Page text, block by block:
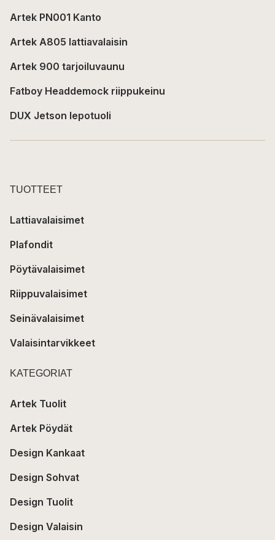
Artek PN001 Kanto
Artek A805 lattiavalaisin
Artek 900 tarjoiluvaunu
Fatboy Headdemock riippukeinu
DUX Jetson lepotuoli
TUOTTEET
Lattiavalaisimet
Plafondit
Pöytävalaisimet
Riippuvalaisimet
Seinävalaisimet
Valaisintarvikkeet
KATEGORIAT
Artek Tuolit
Artek Pöydät
Design Kankaat
Design Sohvat
Design Tuolit
Design Valaisin